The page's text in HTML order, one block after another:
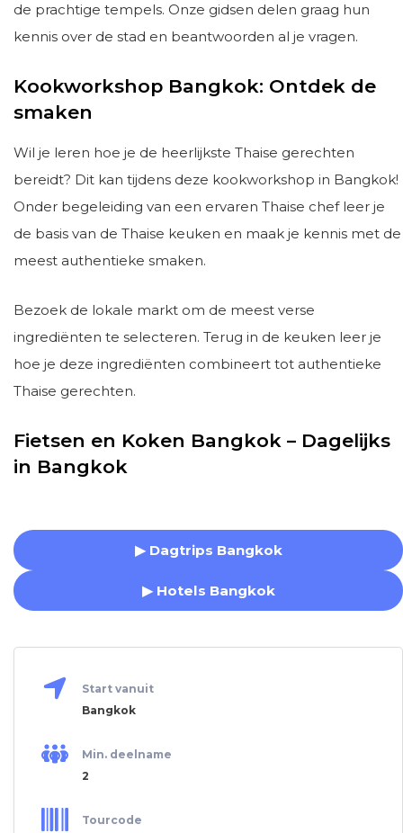
de prachtige tempels. Onze gidsen delen graag hun
kennis over de stad en beantwoorden al je vragen.
Kookworkshop Bangkok: Ontdek de
smaken
Wil je leren hoe je de heerlijkste Thaise gerechten
bereidt? Dit kan tijdens deze kookworkshop in Bangkok!
Onder begeleiding van een ervaren Thaise chef leer je
de basis van de Thaise keuken en maak je kennis met de
meest authentieke smaken.
Bezoek de lokale markt om de meest verse
ingrediënten te selecteren. Terug in de keuken leer je
hoe je deze ingrediënten combineert tot authentieke
Thaise gerechten.
Fietsen en Koken Bangkok – Dagelijks
in Bangkok
▶ Dagtrips Bangkok
▶ Hotels Bangkok
Start vanuit
Bangkok
Min. deelname
2
Tourcode